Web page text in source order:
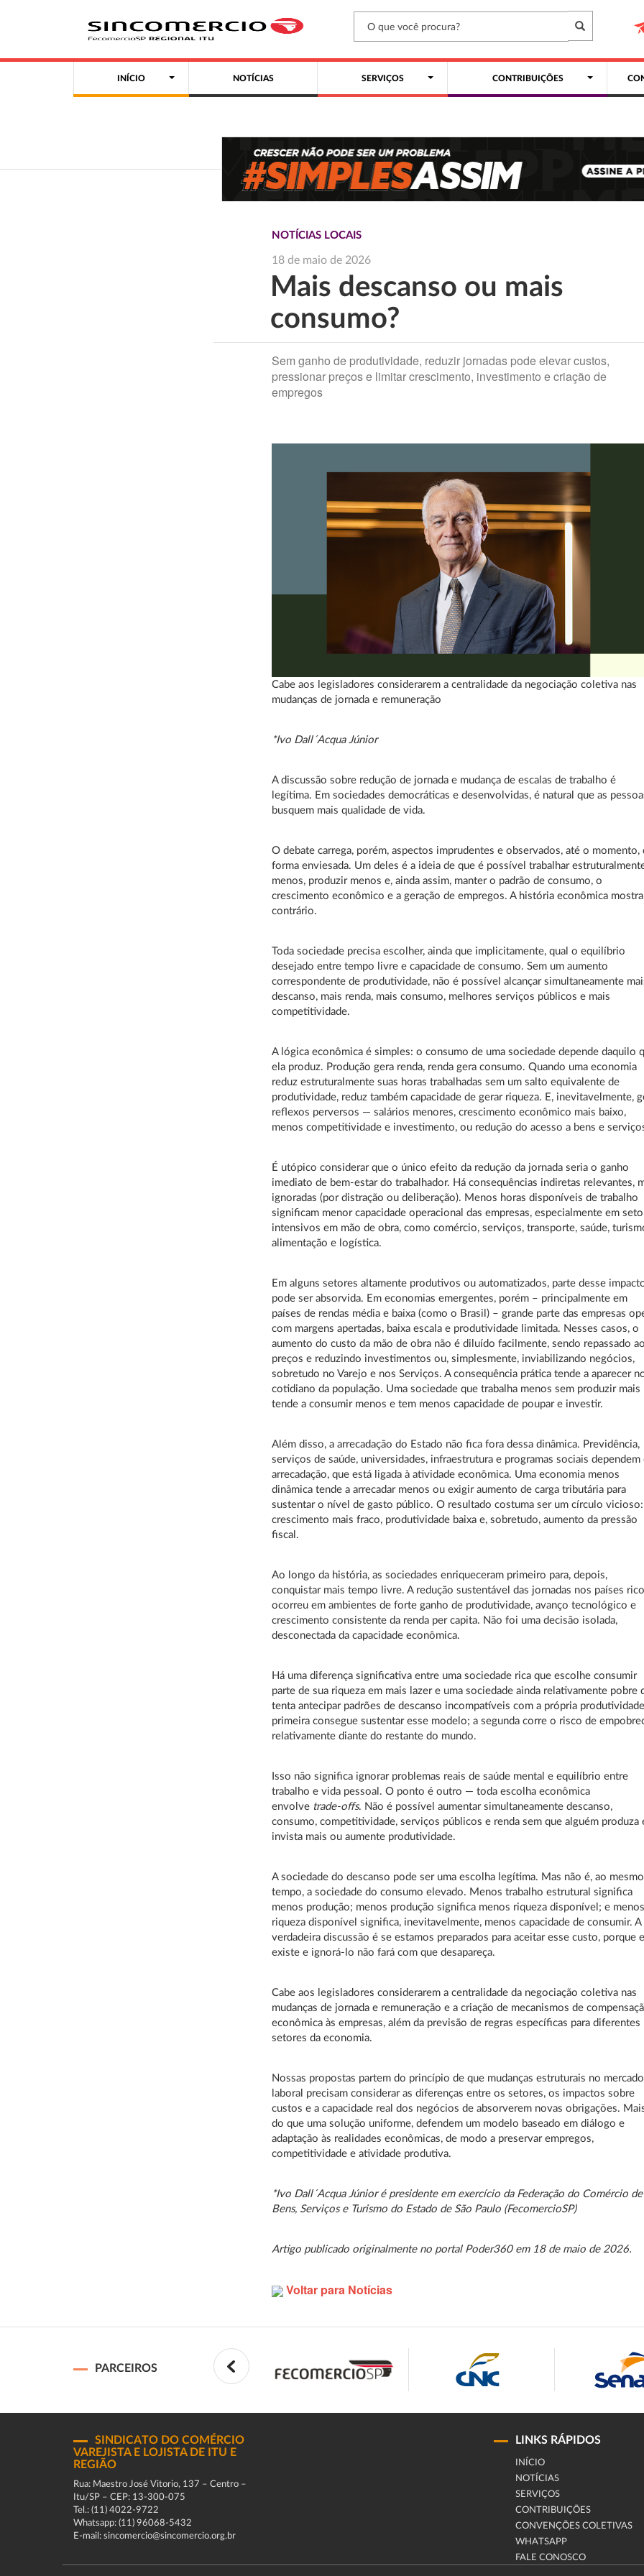
INÍCIO NOTÍCIAS SERVIÇOS CONTRIBUIÇÕES
NOTÍCIAS LOCAIS
18 de maio de 2026
Mais descanso ou mais
consumo?
Sem ganho de produtividade, reduzir jornadas pode elevar custos,
pressionar preços e limitar crescimento, investimento e criação de
empregos
Cabe aos legisladores considerarem a centralidade da negociação coletiva nas
mudanças de jornada e remuneração
*Ivo Dall´Acqua Júnior
A discussão sobre redução de jornada e mudança de escalas de trabalho é
legítima. Em sociedades democráticas e desenvolvidas, é natural que as
busquem mais qualidade de vida.
O debate carrega, porém, aspectos imprudentes e observados, até o momento,
forma enviesada. Um deles é a ideia de que é possível trabalhar
menos, produzir menos e, ainda assim, manter o padrão de consumo, o
crescimento econômico e a geração de empregos. A história econômica
contrário.
Toda sociedade precisa escolher, ainda que implicitamente, qual o equilíbrio
desejado entre tempo livre e capacidade de consumo. Sem um aumento
correspondente de produtividade, não é possível alcançar simultaneamente
descanso, mais renda, mais consumo, melhores serviços públicos e mais
competitividade.
A lógica econômica é simples: o consumo de uma sociedade depende daquilo
ela produz. Produção gera renda, renda gera consumo. Quando uma economia
reduz estruturalmente suas horas trabalhadas sem um salto equivalente de
produtividade, reduz também capacidade de gerar riqueza. E, inevitavelmente,
reflexos perversos — salários menores, crescimento econômico mais baixo,
menos competitividade e investimento, ou redução do acesso a bens e
É utópico considerar que o único efeito da redução da jornada seria o ganho
imediato de bem-estar do trabalhador. Há consequências indiretas relevantes,
ignoradas (por distração ou deliberação). Menos horas disponíveis de trabalho
significam menor capacidade operacional das empresas, especialmente em
intensivos em mão de obra, como comércio, serviços, transporte, saúde,
alimentação e logística.
Em alguns setores altamente produtivos ou automatizados, parte desse
pode ser absorvida. Em economias emergentes, porém – principalmente em
países de rendas média e baixa (como o Brasil) – grande parte das empresas
com margens apertadas, baixa escala e produtividade limitada. Nesses casos, o
aumento do custo da mão de obra não é diluído facilmente, sendo repassado
preços e reduzindo investimentos ou, simplesmente, inviabilizando negócios,
sobretudo no Varejo e nos Serviços. A consequência prática tende a aparecer
cotidiano da população. Uma sociedade que trabalha menos sem produzir mais
tende a consumir menos e tem menos capacidade de poupar e investir.
Além disso, a arrecadação do Estado não fica fora dessa dinâmica. Previdência,
serviços de saúde, universidades, infraestrutura e programas sociais dependem
arrecadação, que está ligada à atividade econômica. Uma economia menos
dinâmica tende a arrecadar menos ou exigir aumento de carga tributária para
sustentar o nível de gasto público. O resultado costuma ser um círculo vicioso:
crescimento mais fraco, produtividade baixa e, sobretudo, aumento da pressão
fiscal.
Ao longo da história, as sociedades enriqueceram primeiro para, depois,
conquistar mais tempo livre. A redução sustentável das jornadas nos países
ocorreu em ambientes de forte ganho de produtividade, avanço tecnológico e
crescimento consistente da renda per capita. Não foi uma decisão isolada,
desconectada da capacidade econômica.
Há uma diferença significativa entre uma sociedade rica que escolhe consumir
parte de sua riqueza em mais lazer e uma sociedade ainda relativamente pobre
tenta antecipar padrões de descanso incompatíveis com a própria
primeira consegue sustentar esse modelo; a segunda corre o risco de
relativamente diante do restante do mundo.
Isso não significa ignorar problemas reais de saúde mental e equilíbrio entre
trabalho e vida pessoal. O ponto é outro — toda escolha econômica
envolve trade-offs. Não é possível aumentar simultaneamente descanso,
consumo, competitividade, serviços públicos e renda sem que alguém produza
invista mais ou aumente produtividade.
A sociedade do descanso pode ser uma escolha legítima. Mas não é, ao mesmo
tempo, a sociedade do consumo elevado. Menos trabalho estrutural significa
menos produção; menos produção significa menos riqueza disponível; e menos
riqueza disponível significa, inevitavelmente, menos capacidade de consumir. A
verdadeira discussão é se estamos preparados para aceitar esse custo, porque
existe e ignorá-lo não fará com que desapareça.
Cabe aos legisladores considerarem a centralidade da negociação coletiva nas
mudanças de jornada e remuneração e a criação de mecanismos de
econômica às empresas, além da previsão de regras específicas para diferentes
setores da economia.
Nossas propostas partem do princípio de que mudanças estruturais no mercado
laboral precisam considerar as diferenças entre os setores, os impactos sobre
custos e a capacidade real dos negócios de absorverem novas obrigações.
do que uma solução uniforme, defendem um modelo baseado em diálogo e
adaptação às realidades econômicas, de modo a preservar empregos,
competitividade e atividade produtiva.
*Ivo Dall´Acqua Júnior é presidente em exercício da Federação do Comércio de
Bens, Serviços e Turismo do Estado de São Paulo (FecomercioSP)
Artigo publicado originalmente no portal Poder360 em 18 de maio de 2026.
Voltar para Notícias
PARCEIROS
SINDICATO DO COMÉRCIO
VAREJISTA E LOJISTA DE ITU E
REGIÃO
Rua: Maestro José Vitorio, 137 – Centro –
Itu/SP – CEP: 13-300-075
Tel.: (11) 4022-9722
Whatsapp: (11) 96068-5432
E-mail: sincomercio@sincomercio.org.br
LINKS RÁPIDOS
INÍCIO
NOTÍCIAS
SERVIÇOS
CONTRIBUIÇÕES
CONVENÇÕES COLETIVAS
WHATSAPP
FALE CONOSCO